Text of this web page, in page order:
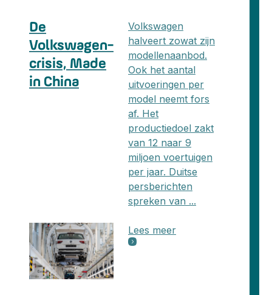
De
Volkswagen-
crisis, Made
in China
Volkswagen
halveert zowat zijn
modellenaanbod.
Ook het aantal
uitvoeringen per
model neemt fors
af. Het
productiedoel zakt
van 12 naar 9
miljoen voertuigen
per jaar. Duitse
persberichten
spreken van ...
Lees meer